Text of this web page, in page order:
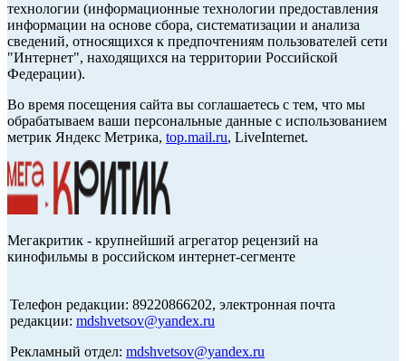
технологии (информационные технологии предоставления
информации на основе сбора, систематизации и анализа
сведений, относящихся к предпочтениям пользователей сети
"Интернет", находящихся на территории Российской
Федерации).
Во время посещения сайта вы соглашаетесь с тем, что мы
обрабатываем ваши персональные данные с использованием
метрик Яндекс Метрика, top.mail.ru, LiveInternet.
Мегакритик - крупнейший агрегатор рецензий на
кинофильмы в российском интернет-сегменте
Телефон редакции: 89220866202, электронная почта
редакции: mdshvetsov@yandex.ru
Рекламный отдел: mdshvetsov@yandex.ru